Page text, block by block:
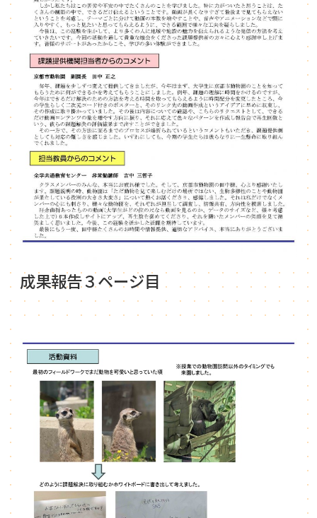
成果報告３ページ目